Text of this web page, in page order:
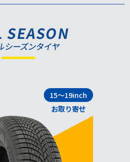
SEASON
シーズンタイヤ
15～19inch
お取り寄せ